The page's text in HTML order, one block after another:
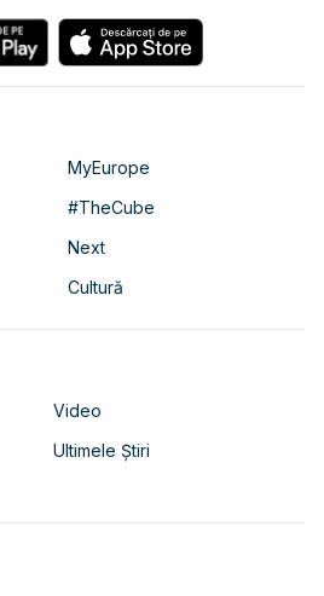
MyEurope
#TheCube
Next
Cultură
Video
Ultimele Știri